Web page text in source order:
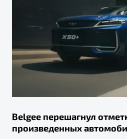
Belgee перешагнул
произведенных